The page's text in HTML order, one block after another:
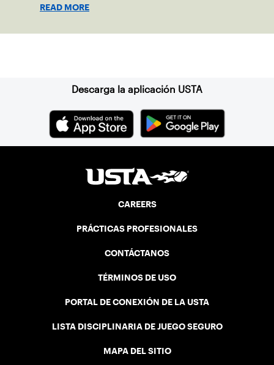
READ MORE
Descarga la aplicación USTA
CAREERS
PRÁCTICAS PROFESIONALES
CONTÁCTANOS
TÉRMINOS DE USO
PORTAL DE CONEXIÓN DE LA USTA
LISTA DISCIPLINARIA DE JUEGO SEGURO
MAPA DEL SITIO